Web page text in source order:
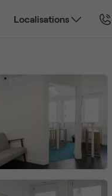
Localisations